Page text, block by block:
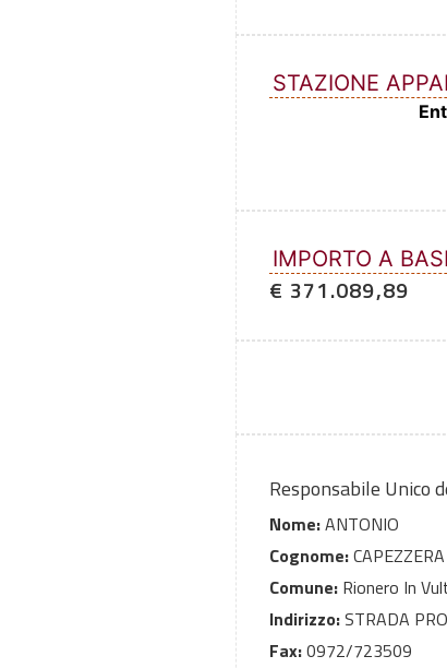
STAZIONE
IMPORTO A
€ 371.089,89
Responsabile Unico
Nome:ANTONIO
Cognome:CAPEZZERA
Comune: Rionero In
Indirizzo:STRADA
Fax:0972/723509